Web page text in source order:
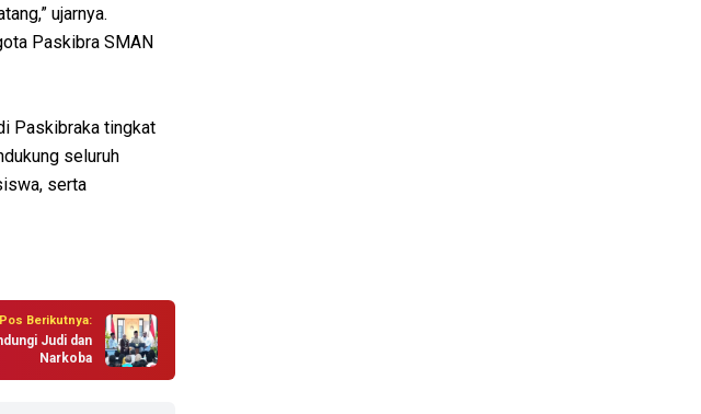
ujarnya.
Paskibra SMAN
Paskibraka tingkat
seluruh
serta
Pos Berikutnya:
Judi dan
Narkoba